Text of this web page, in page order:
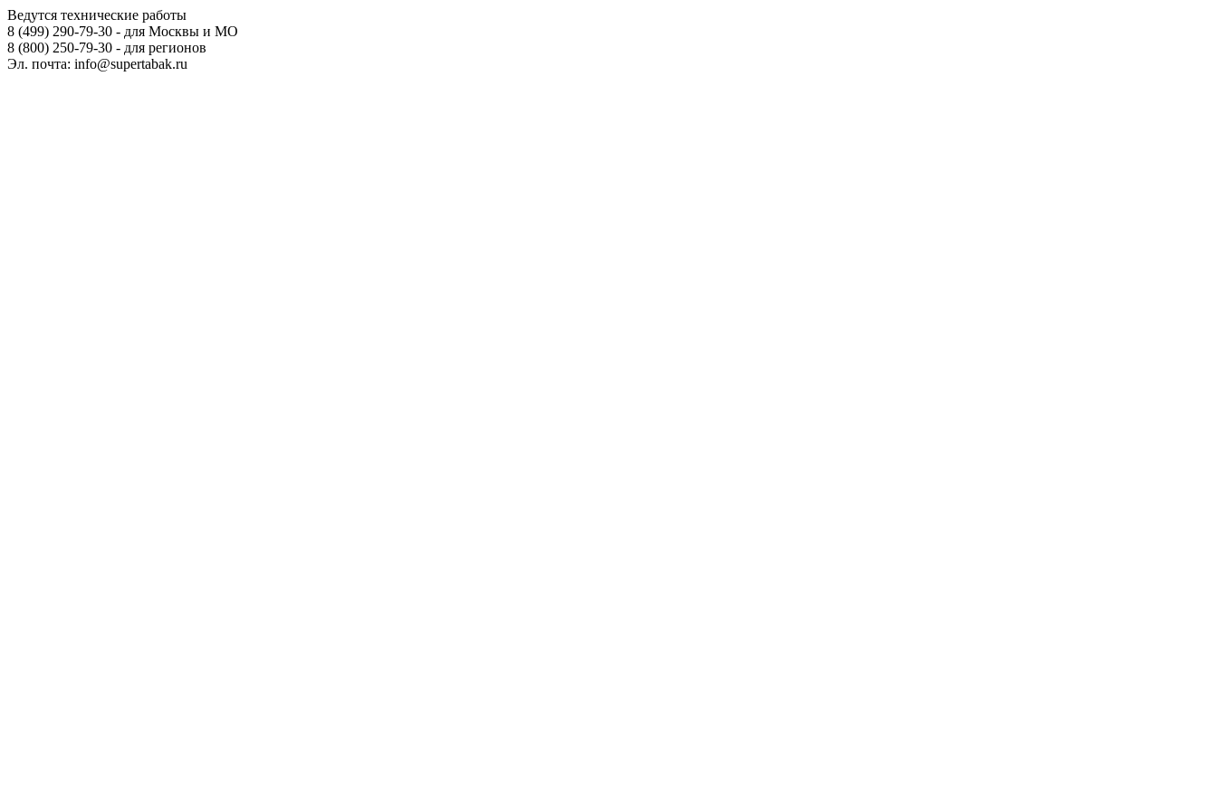
Ведутся технические работы
8 (499) 290-79-30 - для Москвы и МО
8 (800) 250-79-30 - для регионов
Эл. почта: info@supertabak.ru